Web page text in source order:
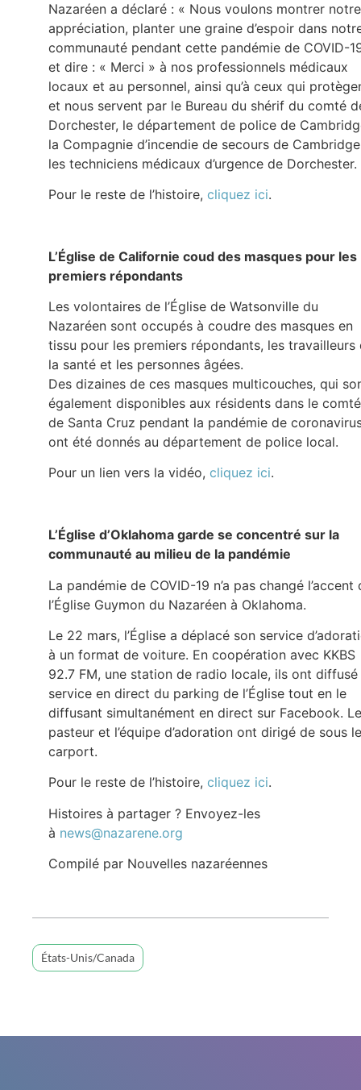
Nazaréen a déclaré : « Nous voulons montrer notre
appréciation, planter une graine d’espoir dans
communauté pendant cette pandémie de COVID-
et dire : « Merci » à nos professionnels médicaux
locaux et au personnel, ainsi qu’à ceux qui
et nous servent par le Bureau du shérif du comté
Dorchester, le département de police de
la Compagnie d’incendie de secours de
les techniciens médicaux d’urgence de Dorchester.
Pour le reste de l’histoire, cliquez ici.
L’Église de Californie coud des masques pour les
premiers répondants
Les volontaires de l’Église de Watsonville du
Nazaréen sont occupés à coudre des masques en
tissu pour les premiers répondants, les travailleurs
la santé et les personnes âgées.
Des dizaines de ces masques multicouches, qui
également disponibles aux résidents dans le comté
de Santa Cruz pendant la pandémie de
ont été donnés au département de police local.
Pour un lien vers la vidéo, cliquez ici.
L’Église d’Oklahoma garde se concentré sur la
communauté au milieu de la pandémie
La pandémie de COVID-19 n’a pas changé l’accent
l’Église Guymon du Nazaréen à Oklahoma.
Le 22 mars, l’Église a déplacé son service
à un format de voiture. En coopération avec KKBS
92.7 FM, une station de radio locale, ils ont diffusé
service en direct du parking de l’Église tout en le
diffusant simultanément en direct sur Facebook. Le
pasteur et l’équipe d’adoration ont dirigé de sous le
carport.
Pour le reste de l’histoire, cliquez ici.
Histoires à partager ? Envoyez-les
à news@nazarene.org
Compilé par Nouvelles nazaréennes
États-Unis/Canada